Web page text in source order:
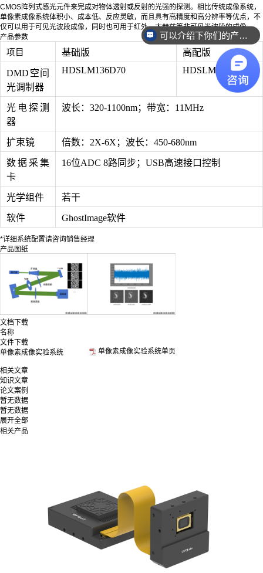
CMOS阵列式感光元件来完成对物体透射或反射的光强的探测。相比传统成像系统，
单像素成像系统体积小、成本低、反应灵敏，而且具有高精度和高分辨率等优点，不
仅可以用于可见光波段成像，同时也可用于红外、太赫兹等非可见光波段的成像。
产品参数
项目 基础版 高配版
DMD空间
光调制器
HDSLM136D70 HDSLM108D95
光电探测
器
波长：320-1100nm；带宽：11MHz
扩束镜 倍数：2X-6X；波长：450-680nm
数据采集
卡
16位ADC 8路同步；USB高速接口控制
光学组件 若干
软件 GhostImage软件
*详细系统配置请咨询销售经理
产品图纸
文档下载
名称
文件下载
单像素成像实验系统
单像素成像实验系统单页
相关文章
知识文章
论文案例
暂无数据
暂无数据
展开全部
相关产品